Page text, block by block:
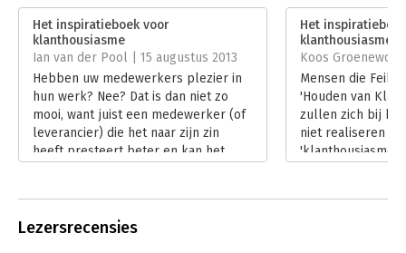
klachten?
Het boek is opgebouwd uit zes succesfactoren voor
Klanthousiasme. Iedere succesfactor bestaat uit meerdere
verhalen. Net als een enthousiaste Klant, die heeft ook altijd
een verhaal en vertelt de ervaring(en) graag door.
Druk:
Verschijningsdatum:
4-8-2013
Hoofdrubriek: Reclame en verkoop
Het inspiratieboek voor
klanthousiasme
Ian van der Pool | 15 augustus 2013
Hebben uw medewerkers plezier in
hun werk? Nee? Dat is dan niet zo
mooi, want juist een medewerker (of
leverancier) die het naar zijn zin
heeft presteert beter en kan het
Het
klanthousiasme
Koos
Mensen die
'Houden van
zullen zich bij
niet realiseren
'klanthousiasme'
Lezersrecensies